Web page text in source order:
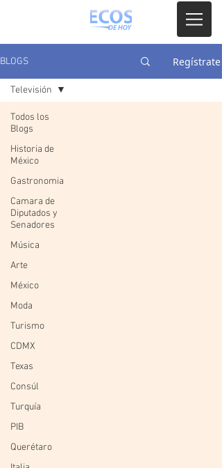
BLOGS Regístrate
Todos los
Blogs
Historia de
México
Gastronomia
Camara de
Diputados y
Senadores
Música
Arte
México
Moda
Turismo
CDMX
Texas
Consúl
Turquía
PIB
Querétaro
Televisión